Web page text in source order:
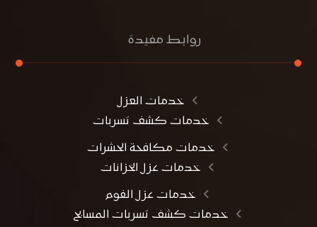
روابط مفيدة
خدمات العزل
خدمات كشف تسربات
خدمات مكافحة الحشرات
خدمات عزل الخزانات
خدمات عزل الفوم
خدمات كشف تسربات المسابح